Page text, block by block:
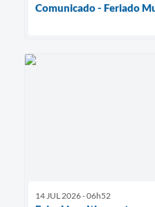
Comunicado - Feriado
14 JUL 2026 - 06h52